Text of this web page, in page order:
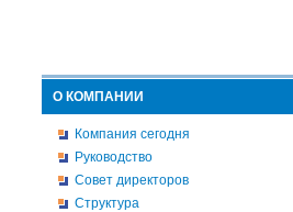
О КОМПАНИИ
Компания сегодня
Руководство
Совет директоров
Структура